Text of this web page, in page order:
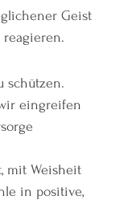
Geist
reagieren.
schützen.
eingreifen
mit Weisheit
in positive,